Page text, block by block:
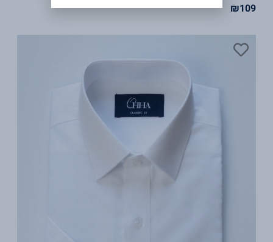
₪109